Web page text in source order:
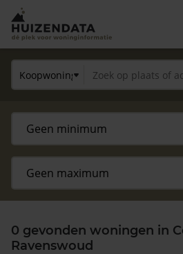
0 gevonden woningen in
Ravenswoud